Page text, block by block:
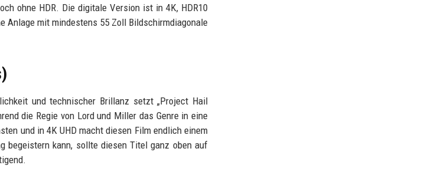
ohne HDR. Die digitale Version ist in 4K, HDR10
Anlage mit mindestens 55 Zoll Bildschirmdiagonale
und technischer Brillanz setzt „Project Hail
die Regie von Lord und Miller das Genre in eine
und in 4K UHD macht diesen Film endlich einem
begeistern kann, sollte diesen Titel ganz oben auf